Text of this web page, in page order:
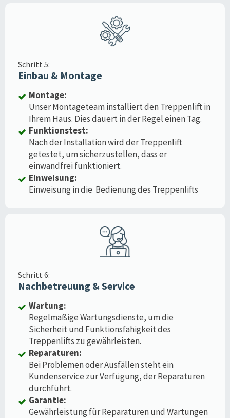
Schritt 5:
Einbau & Montage
Montage:
Unser Montageteam installiert den Treppenlift in
Ihrem Haus. Dies dauert in der Regel einen Tag.
Funktionstest:
Nach der Installation wird der Treppenlift
getestet, um sicherzustellen, dass er
einwandfrei funktioniert.
Einweisung:
Einweisung in die Bedienung des Treppenlifts
Schritt 6:
Nachbetreuung & Service
Wartung:
Regelmäßige Wartungsdienste, um die
Sicherheit und Funktionsfähigkeit des
Treppenlifts zu gewährleisten.
Reparaturen:
Bei Problemen oder Ausfällen steht ein
Kundenservice zur Verfügung, der Reparaturen
durchführt.
Garantie:
Gewährleistung für Reparaturen und Wartungen